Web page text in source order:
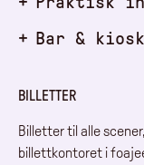
Bar & kiosk
BILLETTER
Billetter til alle
billettkontoret i